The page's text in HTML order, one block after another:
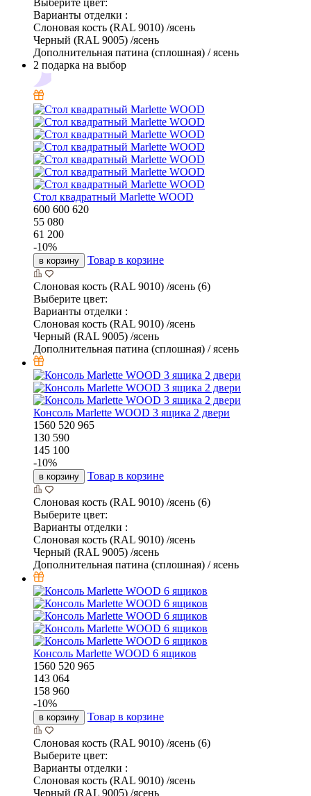
Выберите цвет:
Варианты отделки :
Слоновая кость (RAL 9010) /ясень
Черный (RAL 9005) /ясень
Дополнительная патина (сплошная) / ясень
2 подарка на выбор
Стол квадратный Marlette WOOD
600 600 620
55 080
61 200
-10%
в корзину Товар в корзине
Слоновая кость (RAL 9010) /ясень (6)
Выберите цвет:
Варианты отделки :
Слоновая кость (RAL 9010) /ясень
Черный (RAL 9005) /ясень
Дополнительная патина (сплошная) / ясень
Консоль Marlette WOOD 3 ящика 2 двери
1560 520 965
130 590
145 100
-10%
в корзину Товар в корзине
Слоновая кость (RAL 9010) /ясень (6)
Выберите цвет:
Варианты отделки :
Слоновая кость (RAL 9010) /ясень
Черный (RAL 9005) /ясень
Дополнительная патина (сплошная) / ясень
Консоль Marlette WOOD 6 ящиков
1560 520 965
143 064
158 960
-10%
в корзину Товар в корзине
Слоновая кость (RAL 9010) /ясень (6)
Выберите цвет:
Варианты отделки :
Слоновая кость (RAL 9010) /ясень
Черный (RAL 9005) /ясень